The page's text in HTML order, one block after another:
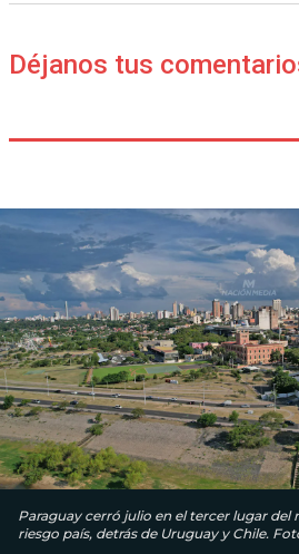
Déjanos tus
Paraguay cerró julio en el tercer lugar del
riesgo país, detrás de Uruguay y Chile.